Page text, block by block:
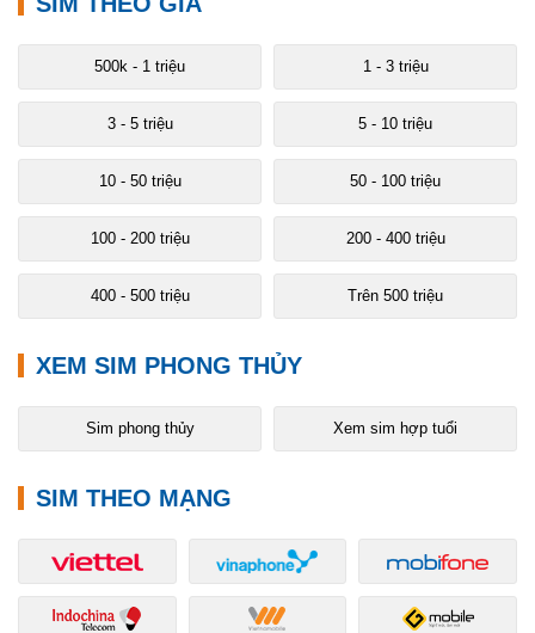
500k - 1 triệu 1 - 3 triệu
3 - 5 triệu 5 - 10 triệu
10 - 50 triệu 50 - 100 triệu
100 - 200 triệu 200 - 400 triệu
400 - 500 triệu Trên 500 triệu
XEM SIM PHONG THỦY
Sim phong thủy Xem sim hợp tuổi
SIM THEO MẠNG